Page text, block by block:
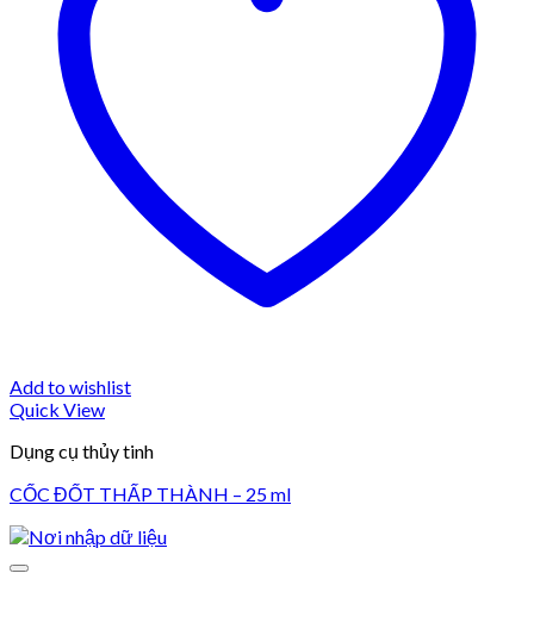
Add to wishlist
Quick View
Dụng cụ thủy tinh
CỐC ĐỐT THẤP THÀNH – 25 ml